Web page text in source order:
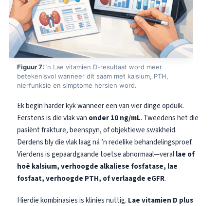
Figuur 7: ’n Lae vitamien D-resultaat word meer
betekenisvol wanneer dit saam met kalsium, PTH,
nierfunksie en simptome hersien word.
Ek begin harder kyk wanneer een van vier dinge opduik.
Eerstens is die vlak van onder 10 ng/mL. Tweedens het die
pasiënt frakture, beenspyn, of objektiewe swakheid.
Derdens bly die vlak laag ná ’n redelike behandelingsproef.
Vierdens is gepaardgaande toetse abnormaal—verallae of
hoë kalsium, verhoogde alkaliese fosfatase, lae
fosfaat, verhoogde PTH, of verlaagde eGFR.
Hierdie kombinasies is klinies nuttig. Lae vitamien D plus
한국어
Slovenščina
Magyar
Shqip
اردو
मराठी
తెలుగు
தமிழ்
ગુજરાતી
ಕನ್ನಡ
മലയാളം
Bahasa Melayu